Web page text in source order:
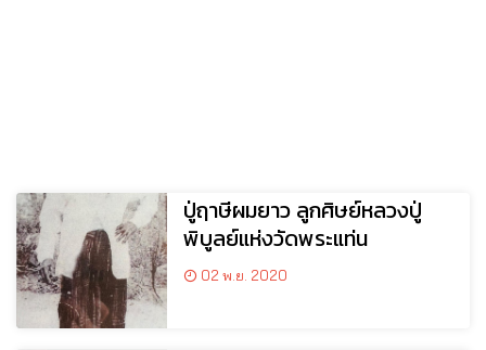
ปู่ฤาษีผมยาว ลูกศิษย์หลวงปู่
พิบูลย์แห่งวัดพระแท่น
02 พ.ย. 2020